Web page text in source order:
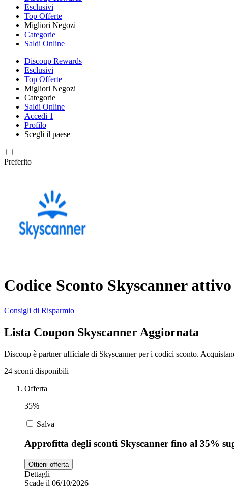
Esclusivi
Top Offerte
Migliori Negozi
Categorie
Saldi Online
Discoup Rewards
Esclusivi
Top Offerte
Migliori Negozi
Categorie
Saldi Online
Accedi 1
Profilo
Scegli il paese
Preferito
Codice Sconto Skyscanner attivo
Consigli di Risparmio
Lista Coupon Skyscanner Aggiornata
Discoup è partner ufficiale di Skyscanner per i codici sconto.
24 sconti disponibili
Offerta
35%
Salva
Approfitta degli sconti Skyscanner fino al 35%
Ottieni offerta
Dettagli
Scade il 06/10/2026